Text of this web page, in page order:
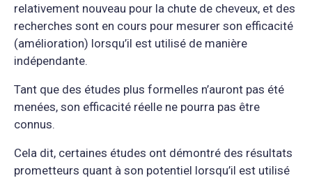
relativement nouveau pour la chute de cheveux, et des
recherches sont en cours pour mesurer son efficacité
(amélioration) lorsqu’il est utilisé de manière
indépendante.
Tant que des études plus formelles n’auront pas été
menées, son efficacité réelle ne pourra pas être
connus.
Cela dit, certaines études ont démontré des résultats
prometteurs quant à son potentiel lorsqu’il est utilisé